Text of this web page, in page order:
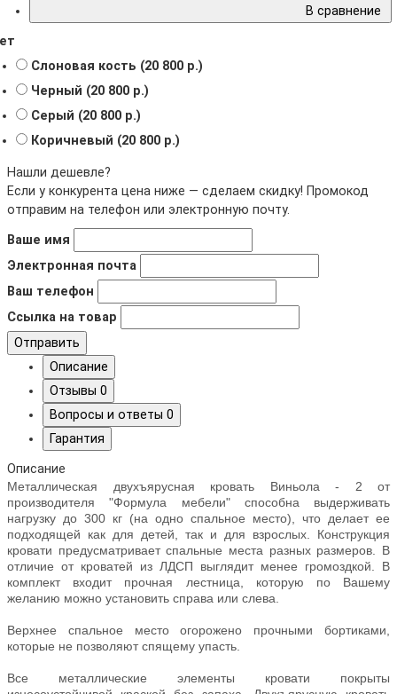
В сравнение
Слоновая кость (20 800 р.)
Черный (20 800 р.)
Серый (20 800 р.)
Коричневый (20 800 р.)
Нашли дешевле?
Если у конкурента цена ниже — сделаем скидку! Промокод
отправим на телефон или электронную почту.
Ваше имя
Электронная почта
Ваш телефон
Ссылка на товар
Отправить
Описание
Отзывы 0
Вопросы и ответы 0
Гарантия
Описание
Металлическая двухъярусная кровать Виньола - 2 от
производителя "Формула мебели" способна выдерживать
нагрузку до 300 кг (на одно спальное место), что делает ее
подходящей как для детей, так и для взрослых. Конструкция
кровати предусматривает спальные места разных размеров. В
отличие от кроватей из ЛДСП выглядит менее громоздкой. В
комплект входит прочная лестница, которую по Вашему
желанию можно установить справа или слева.
Верхнее спальное место огорожено прочными бортиками,
которые не позволяют спящему упасть.
Все металлические элементы кровати покрыты